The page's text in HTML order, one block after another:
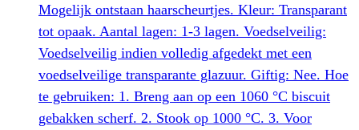
Mogelijk ontstaan haarscheurtjes. Kleur: Transparant
tot opaak. Aantal lagen: 1-3 lagen. Voedselveilig:
Voedselveilig indien volledig afgedekt met een
voedselveilige transparante glazuur. Giftig: Nee. Hoe
te gebruiken: 1. Breng aan op een 1060 °C biscuit
gebakken scherf. 2. Stook op 1000 °C. 3. Voor